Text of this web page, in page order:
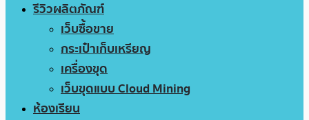
รีวิวผลิตภัณฑ์
เว็บซื้อขาย
กระเป๋าเก็บเหรียญ
เครื่องขุด
เว็บขุดแบบ Cloud Mining
ห้องเรียน